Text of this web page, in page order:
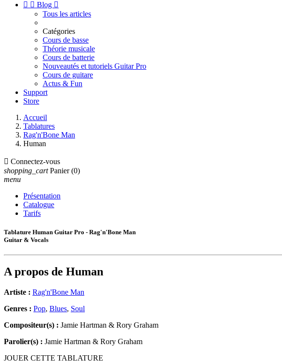
  Blog 
Tous les articles
Catégories
Cours de basse
Théorie musicale
Cours de batterie
Nouveautés et tutoriels Guitar Pro
Cours de guitare
Actus & Fun
Support
Store
Accueil
Tablatures
Rag'n'Bone Man
Human
 Connectez-vous
shopping_cart Panier (0)
menu
Présentation
Catalogue
Tarifs
Tablature Human Guitar Pro - Rag'n'Bone Man
Guitar & Vocals
A propos de Human
Artiste : Rag'n'Bone Man
Genres : Pop, Blues, Soul
Compositeur(s) : Jamie Hartman & Rory Graham
Parolier(s) : Jamie Hartman & Rory Graham
JOUER CETTE TABLATURE